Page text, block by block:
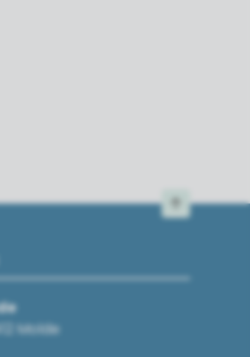
Molde
Til toppen